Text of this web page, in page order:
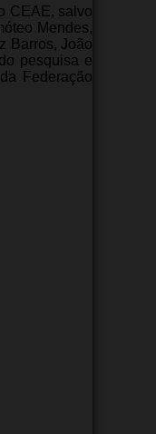
CEAE, salvo
Mendes,
Barros, João
pesquisa e
Federação